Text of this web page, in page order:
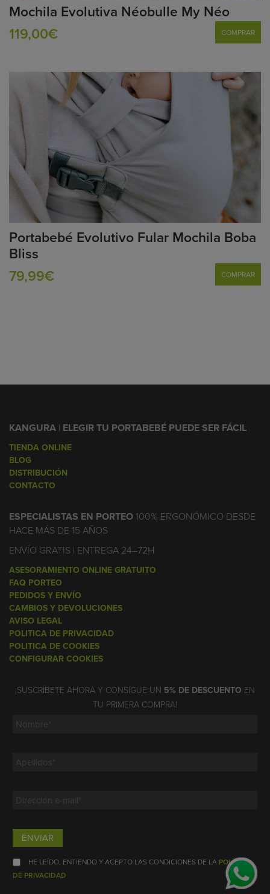
Mochila Evolutiva Néobulle My Néo
119,00€
COMPRAR
Portabebé Evolutivo Fular Mochila Boba
Bliss
79,99€
COMPRAR
KANGURA | ELEGIR TU PORTABEBÉ PUEDE SER FÁCIL
TIENDA ONLINE
BLOG
DISTRIBUCIÓN
CONTACTO
ESPECIALISTAS EN PORTEO100% ERGONÓMICO DESDE
HACE MÁS DE 15 AÑOS
ENVÍO GRATIS | ENTREGA 24–72H
ASESORAMIENTO ONLINE GRATUITO
FAQ PORTEO
PEDIDOS Y ENVÍO
CAMBIOS Y DEVOLUCIONES
AVISO LEGAL
POLITICA DE PRIVACIDAD
POLITICA DE COOKIES
CONFIGURAR COOKIES
¡SUSCRÍBETE AHORA Y CONSIGUE UN 5% DE DESCUENTO EN
TU PRIMERA COMPRA!
ENVIAR
HE LEÍDO, ENTIENDO Y ACEPTO LAS CONDICIONES DE LA POLÍTICA
DE PRIVACIDAD